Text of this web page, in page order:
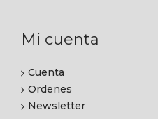
Mi cuenta
Cuenta
Ordenes
Newsletter